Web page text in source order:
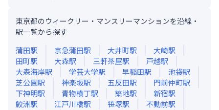
東京都のウィークリー・マンスリーマンションを沿線・
駅一覧から探す
蒲田駅 京急蒲田駅 大井町駅 大崎駅
田町駅 大森駅 三軒茶屋駅 戸越駅
大森海岸駅 学芸大学駅 早稲田駅 池袋駅
芝公園駅 神楽坂駅 五反田駅 門前仲町駅
下神明駅 青物横丁駅 築地駅 新宿駅
鮫洲駅 江戸川橋駅 笹塚駅 不動前駅